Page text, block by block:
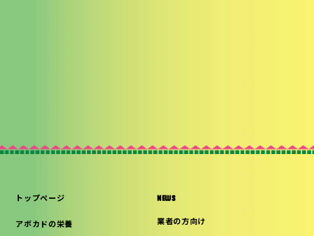
トップページ
アボカドの栄養
NEWS
業者の方向け